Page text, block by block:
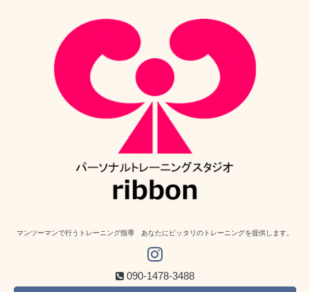
マンツーマンで行うトレーニング指導 あなたにピッタリのトレーニングを提供します。
090-1478-3488